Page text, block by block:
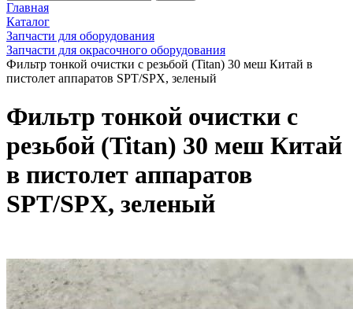
Главная
Каталог
Запчасти для оборудования
Запчасти для окрасочного оборудования
Фильтр тонкой очистки с резьбой (Titan) 30 меш Китай в
пистолет аппаратов SPT/SPX, зеленый
Фильтр тонкой очистки с
резьбой (Titan) 30 меш Китай
в пистолет аппаратов
SPT/SPX, зеленый